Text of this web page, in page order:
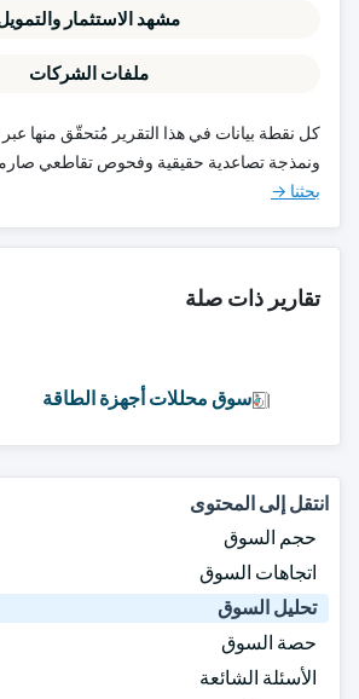
مشهد الاستثمار
ملفات الشركات
كل نقطة بيانات في هذا التقرير مُتحقّق منها عبر
ونمذجة تصاعدية حقيقية وفحوص تقاطعي
بحثنا →
تقارير ذات صلة
سوق محللات أجهزة الطاقة
انتقل إلى المحتوى
حجم السوق
اتجاهات السوق
تحليل السوق
حصة السوق
الأسئلة الشائعة